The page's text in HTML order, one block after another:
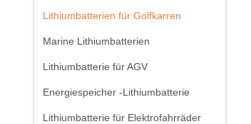
Lithiumbatterien für Golfkarren
Marine Lithiumbatterien
Lithiumbatterie für AGV
Energiespeicher -Lithiumbatterie
Lithiumbatterie für Elektrofahrräder